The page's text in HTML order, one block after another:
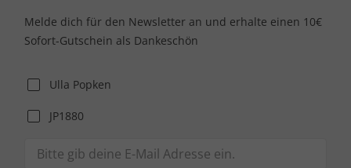
Melde dich für den Newsletter an und erhalte einen 10€
Sofort-Gutschein als Dankeschön
Ulla Popken
JP1880